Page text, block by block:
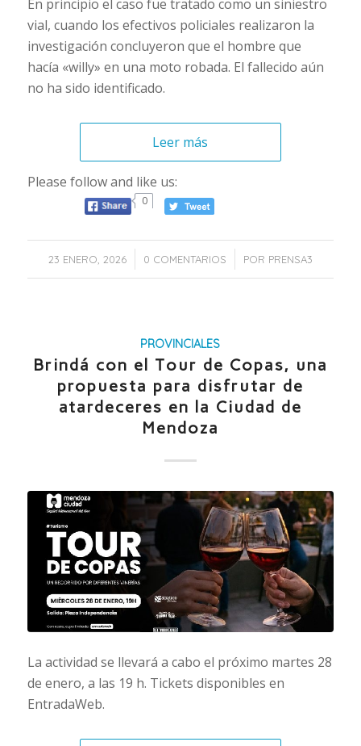
En principio el caso fue tratado como un siniestro
vial, cuando los efectivos policiales realizaron la
investigación concluyeron que el hombre que
hacía «willy» en una moto robada. El fallecido aún
no ha sido identificado.
Leer más
Please follow and like us:
0
23 ENERO, 2026
/ 0 COMENTARIOS
/ POR PRENSA3
PROVINCIALES
Brindá con el Tour de Copas, una
propuesta para disfrutar de
atardeceres en la Ciudad de
Mendoza
La actividad se llevará a cabo el próximo martes 28
de enero, a las 19 h. Tickets disponibles en
EntradaWeb.